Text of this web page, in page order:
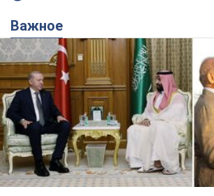
Важное